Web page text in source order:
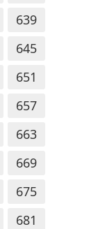
639
645
651
657
663
669
675
681